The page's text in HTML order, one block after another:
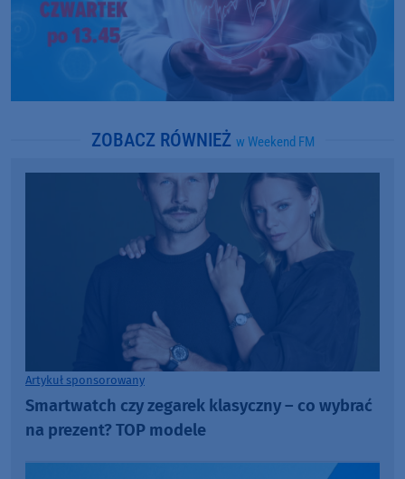
ZOBACZ RÓWNIEŻ w Weekend FM
Artykuł sponsorowany
Smartwatch czy zegarek klasyczny – co wybrać
na prezent? TOP modele